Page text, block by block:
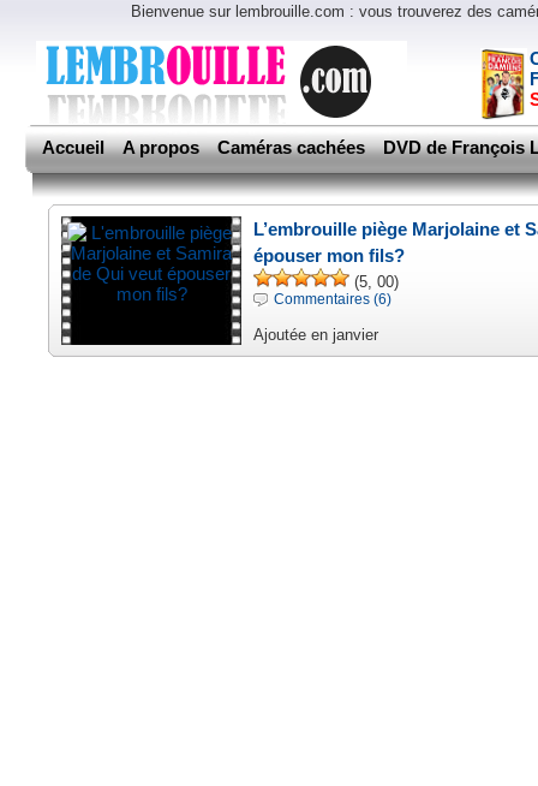
Bienvenue sur lembrouille.com : vous trouverez des
Accueil A propos Caméras cachées DVD de François
L’embrouille piège Marjolaine et
épouser mon fils?
(5, 00)
Commentaires (6)
Ajoutée en janvier